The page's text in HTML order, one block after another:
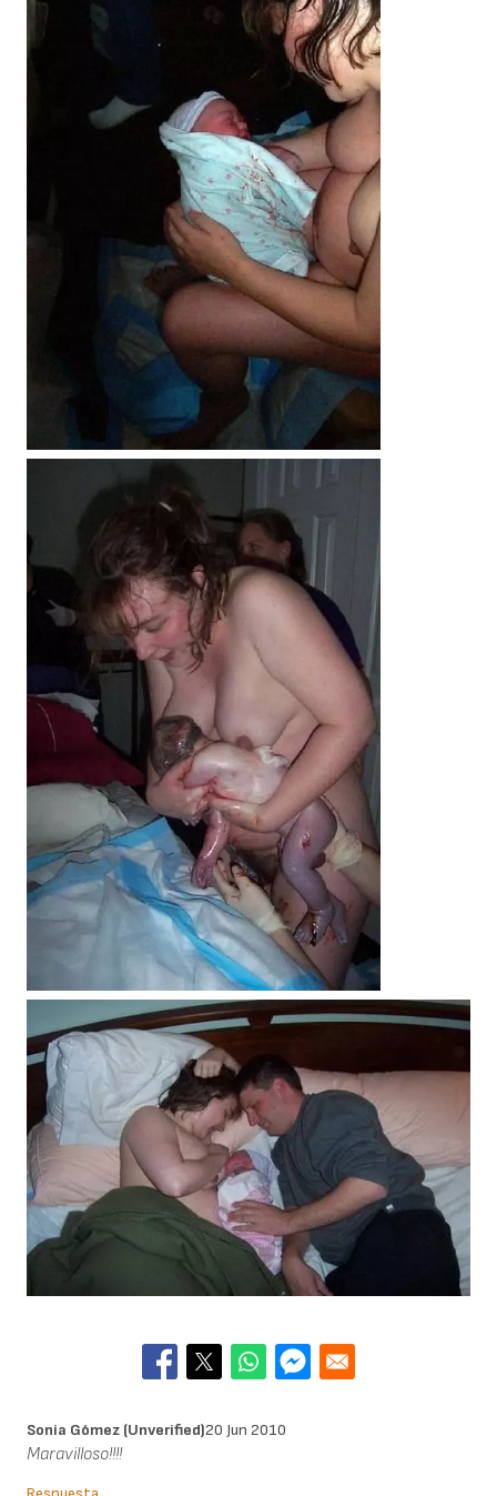
Sonia Gómez (unverified)20 Jun 2010
Maravilloso!!!!